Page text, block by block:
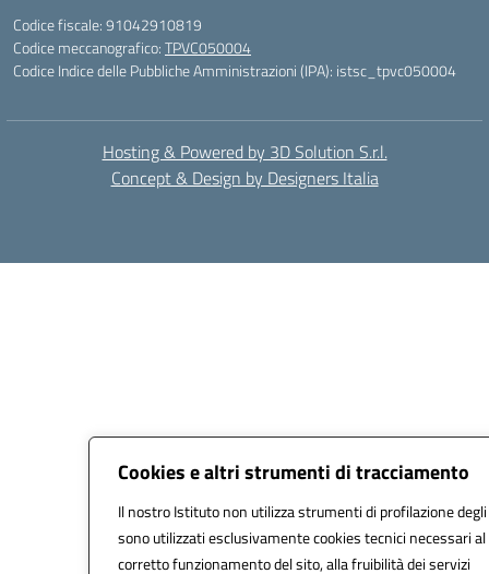
Cookies e altri strumenti di tracciamento
Il nostro Istituto non utilizza strumenti di profilazione
sono utilizzati esclusivamente cookies tecnici necessari al
corretto funzionamento del sito, alla fruibilità dei servizi
Codice fiscale: 91042910819
Codice meccanografico:TPVC050004
Codice Indice delle Pubbliche Amministrazioni (IPA): istsc_tpvc050004
Hosting & Powered by 3D Solution S.r.l.
Concept & Design by Designers Italia